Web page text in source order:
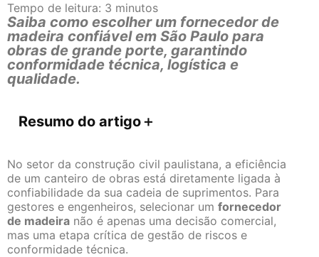
Tempo de leitura: 3 minutos
Saiba como escolher um fornecedor de
madeira confiável em São Paulo para
obras de grande porte, garantindo
conformidade técnica, logística e
qualidade.
Resumo do artigo＋
No setor da construção civil paulistana, a eficiência
de um canteiro de obras está diretamente ligada à
confiabilidade da sua cadeia de suprimentos. Para
gestores e engenheiros, selecionar um fornecedor
de madeira não é apenas uma decisão comercial,
mas uma etapa crítica de gestão de riscos e
conformidade técnica.